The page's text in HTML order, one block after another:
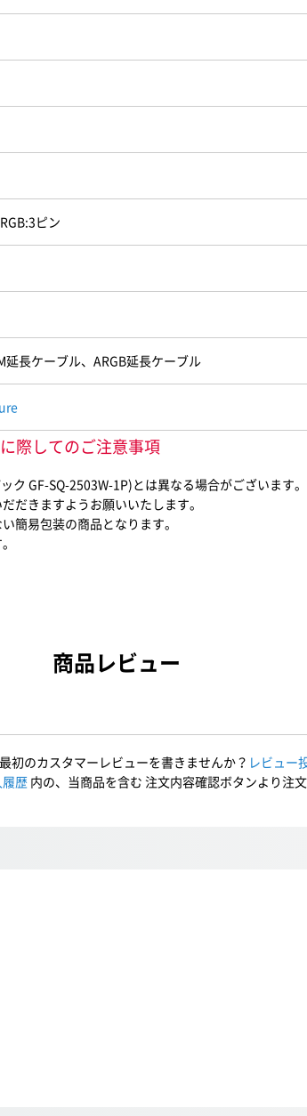
ピン
延長ケーブル、ARGB延長ケーブル
際してのご注意事項
GF-SQ-2503W-1P)とは異なる場合がございます。
だきますようお願いいたします。
簡易包装の商品となります。
商品レビュー
初のカスタマーレビューを書きませんか？ レビュー
歴 内の、当商品を含む 注文内容確認ボタンより注